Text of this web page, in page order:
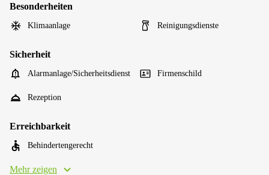
Besonderheiten
Klimaanlage Reinigungsdienste
Sicherheit
Alarmanlage/Sicherheitsdienst Firmenschild
Rezeption
Erreichbarkeit
Behindertengerecht
Mehr zeigen